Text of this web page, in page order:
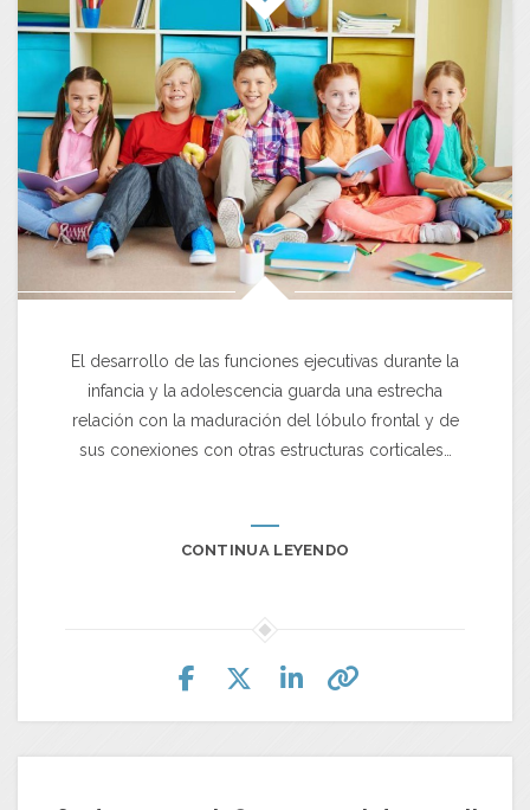
El desarrollo de las funciones ejecutivas durante la
infancia y la adolescencia guarda una estrecha
relación con la maduración del lóbulo frontal y de
sus conexiones con otras estructuras corticales…
CONTINUA LEYENDO